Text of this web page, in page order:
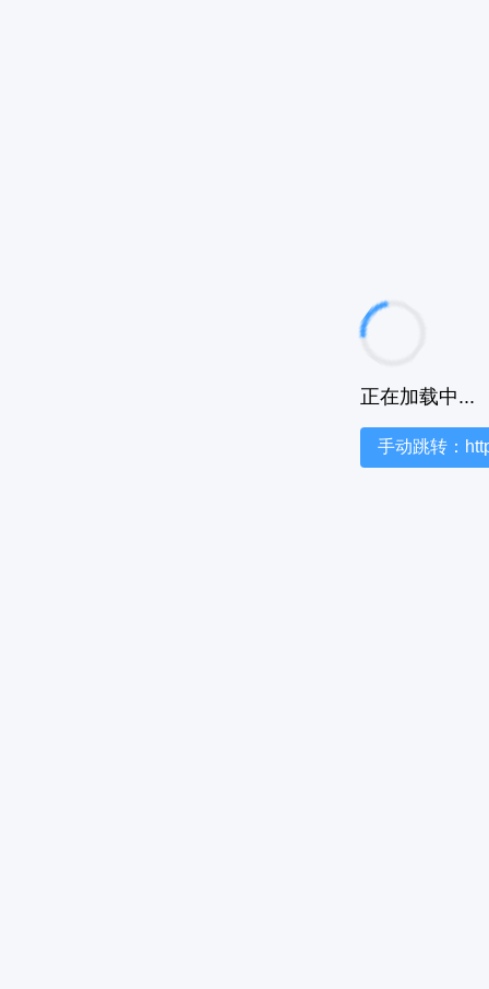
正在加载中...
手动跳转：